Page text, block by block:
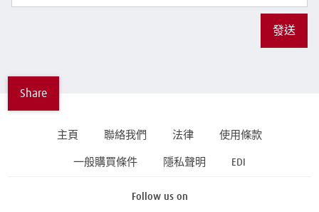
發送
Share
主頁 聯絡我們 法律 使用條款
一般購買條件 隱私聲明 EDI
Follow us on